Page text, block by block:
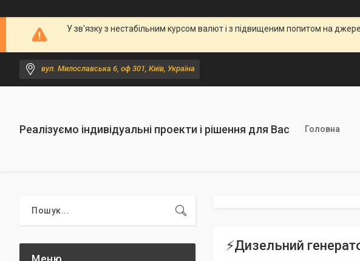
У зв'язку з нестабільним курсом валют і з підвищеним попитом на
вул. Милославська 6, оф 301, Київ, Україна
Реалізуємо індивідуальні проекти і рішення для Вас Головна
⚡️Дизельний